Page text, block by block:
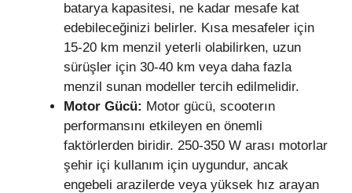
batarya kapasitesi, ne kadar mesafe kat
edebileceğinizi belirler. Kısa mesafeler için
15‑20 km menzil yeterli olabilirken, uzun
sürüşler için 30‑40 km veya daha fazla
menzil sunan modeller tercih edilmelidir.
Motor Gücü: Motor gücü, scooterın
performansını etkileyen en önemli
faktörlerden biridir. 250‑350 W arası motorlar
şehir içi kullanım için uygundur, ancak
engebeli arazilerde veya yüksek hız arayan